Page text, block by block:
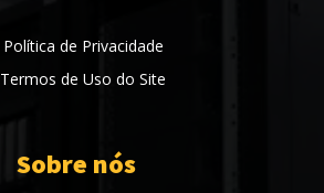
Política de Privacidade
Termos de Uso do Site
Sobre nós